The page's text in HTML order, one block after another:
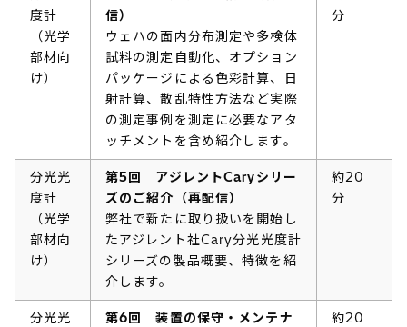
度計
（光学
部材向
け）
信）
ウェハの面内分布測定や多検体
試料の測定自動化、オプション
パッケージによる色彩計算、日
射計算、散乱特性方法など実際
の測定事例を測定に必要なアタ
ッチメントを含め紹介します。
分
分光光
度計
（光学
部材向
け）
第5回 アジレントCaryシリー
ズのご紹介（再配信）
弊社で新たに取り扱いを開始し
たアジレント社Cary分光光度計
シリーズの製品概要、特徴を紹
介します。
約20
分
分光光
第6回 装置の保守・メンテナ
約20